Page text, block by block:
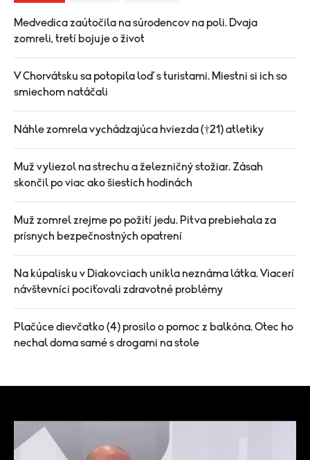
Medvedica zaútočila na súrodencov na poli. Dvaja
zomreli, tretí bojuje o život
V Chorvátsku sa potopila loď s turistami. Miestni si ich so
smiechom natáčali
Náhle zomrela vychádzajúca hviezda (†21) atletiky
Muž vyliezol na strechu a železničný stožiar. Zásah
skončil po viac ako šiestich hodinách
Muž zomrel zrejme po požití jedu. Pitva prebiehala za
prísnych bezpečnostných opatrení
Na kúpalisku v Diakovciach unikla neznáma látka. Viacerí
návštevníci pociťovali zdravotné problémy
Plačúce dievčatko (4) prosilo o pomoc z balkóna. Otec ho
nechal doma samé s drogami na stole